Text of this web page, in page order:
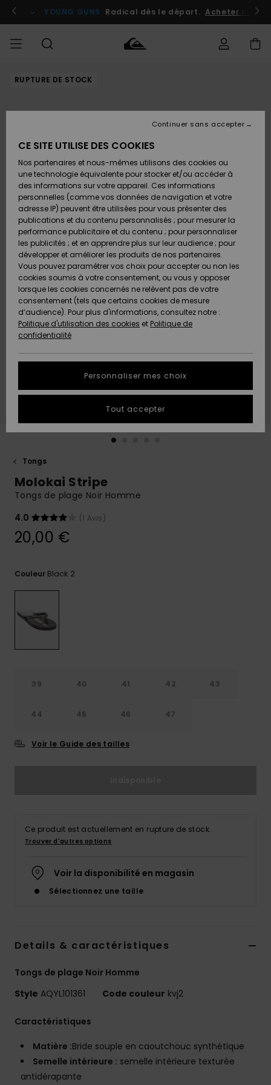
l'information
le
Se connecter / s'inscrire
YOUNG GUNS Radical dès le départ. Acheter
HOMME Vêtements
Chaussures
& Tongs
Surf
Snow
Nouveautés
A
Découvrir
Vêtements
Chaussures
& Tongs
Surf
Snow
Nouveautés
A
Découvrir
FEMME
Shop
A
Découvrir
Snow
SURF
Surf
Surf
Shop
Enfant
Highlights
Communauté
SNOW
Snow
Snow
Shop
Enfant
Snow
Shop
Femme
A
Découvrir
Communauté
OUTLET
Outlet
Enfant
Outlet
Femme
AIDE &
CONTACT
Accéder à
Retours
Paiement
Carte
Cadeau
Quiksilver
Freedom
Protection
des
tailles
conversation
plus rapide
à votre
Démarrer
Consulter
MAGASINS
QUIKSILVER
RUPTURE DE STOCK
Tongs
Molokai Stripe
Tongs de plage Noir Homme
4.0
(1 Avis)
20,00 €
Couleur Black 2
39 40 41 42 43
44 45 46 47
Voir le Guide des tailles
Ce produit est actuellement en rupture de stock.
Trouver d'autres options
Voir la disponibilité en magasin
Sélectionnez une taille
Details & caractéristiques
Tongs de plage Noir Homme
Style AQYL101361 Code couleur kvj2
Caractéristiques
Matière :Bride souple en caoutchouc synthétique
Semelle intérieure : semelle intérieure texturée
antidérapante
CE SITE UTILISE DES COOKIES
Nos partenaires et nous-mêmes utilisons des cookies ou
une technologie équivalente pour stocker et/ou accéder à
des informations sur votre appareil. Ces informations
personnelles (comme vos données de navigation et votre
adresse IP) peuvent être utilisées pour vous présenter des
publications et du contenu personnalisés ; pour mesurer la
performance publicitaire et du contenu ; pour personnaliser
les publicités ; et en apprendre plus sur leur audience ; pour
développer et améliorer les produits de nos partenaires.
Vous pouvez paramétrer vos choix pour accepter ou non les
cookies soumis à votre consentement, ou vous y opposer
lorsque les cookies concernés ne relèvent pas de votre
consentement (tels que certains cookies de mesure
d’audience). Pour plus d'informations, consultez notre :
Politique d'utilisation des cookies et Politique de
confidentialité
Personnaliser mes choix
Continuer sans accepter
Tout accepter